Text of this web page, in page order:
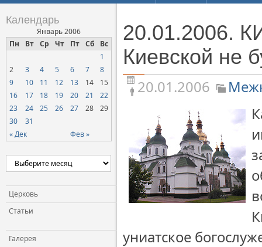
Межконфессиональные
отношения
Нарушения прав
верующих
Официальная хроника
СОЦИАЛЬНОЕ
СЛУЖЕНИЕ
Церковь и власть
Церковь и общество
Церковь и СМИ
История
Хроники
Календарь
Январь 2006
Пн
Вт Ср Чт Пт Сб Вс
« Дек Фев »
1
2
3 4 5 6 7
8
9
10 11 12 13 14
15
16
17 18 19 20 21
22
23
24 25 26 27 28
29
30
31
Церковь
Статьи
Галерея
20.01.2006.
Киевской не
20.01.2006
униатское